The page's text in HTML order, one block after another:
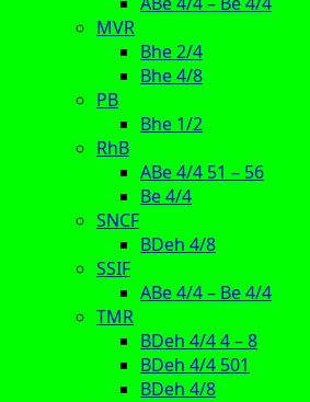
MVR
Bhe 2/4
Bhe 4/8
PB
Bhe 1/2
RhB
ABe 4/4 51 – 56
Be 4/4
SNCF
BDeh 4/8
SSIF
ABe 4/4 – Be 4/4
TMR
BDeh 4/4 4 – 8
BDeh 4/4 501
BDeh 4/8